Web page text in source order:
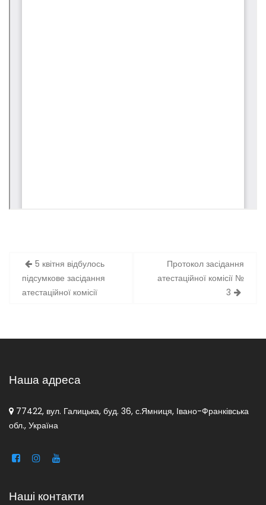
Навігація
записів
5 квітня відбулось
підсумкове засідання
атестаційної комісії
Протокол засідання
атестаційної комісії №
3
Наша адреса
77422, вул. Галицька, буд. 36, с.Ямниця, Івано-Франківська
обл., Україна
Наші контакти